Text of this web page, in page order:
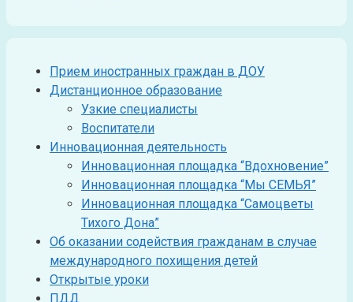
Прием иностранных граждан в ДОУ
Дистанционное образование
Узкие специалисты
Воспитатели
Инновационная деятельность
Инновационная площадка “Вдохновение”
Инновационная площадка “Мы СЕМЬЯ”
Инновационная площадка “Самоцветы
Тихого Дона”
Об оказании содействия гражданам в случае
международного похищения детей
Открытые уроки
ПДД